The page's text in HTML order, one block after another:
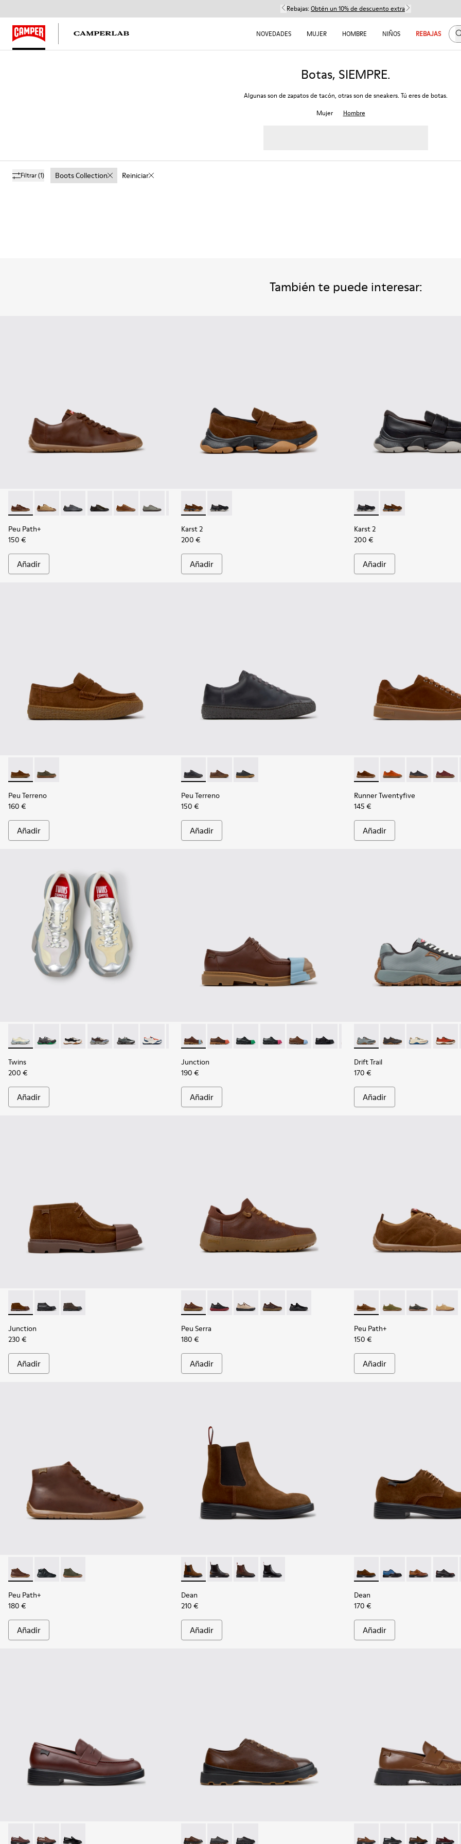
Rebajas: Obtén un 10% de descuento extra
NOVEDADES MUJER HOMBRE NIÑOS REBAJAS
Botas, SIEMPRE.
Algunas son de zapatos de tacón, otras son de sneakers. Tú eres de botas.
Mujer
Hombre
Filtrar(1) Boots Collection Reiniciar
También te puede interesar:
Peu Path+ - K101114-011 - Zapatos de piel marrones para hombre.
Peu Path+ - K101114-014
Peu Path+ - K101114-013
Peu Path+ - K101114-012
Peu Path+ - K101114-010
Peu Path+ - K101114-006
Peu Path+ - K101114-005
Peu Path+ - K101114-004
Peu Path+ - K101114-002
Peu Path+
150 €
Añadir
Karst 2 - K101142-003 - Mocasines de ante marrón para hombre.
Karst 2 - K101142-001 - Mocasines de piel negros para hombre.
Karst 2
200 €
Añadir
Karst 2 - K101142-001 -
Karst 2 - K101142-
Karst 2
200 €
Añadir
Peu Terreno - K101135-002 - Mocasines de ante marrón para hombre.
Peu Terreno - K101135-004
Peu Terreno
160 €
Añadir
Peu Terreno - K100927-020 - Zapatos de nobuk grises para hombre.
Peu Terreno - K100927-013
Peu Terreno - K100927-001
Peu Terreno
150 €
Añadir
Runner Twentyfive -
Runner Twentyfive -
Runner
Runner Twentyfive
145 €
Añadir
Twins - K101068-015 - Zapatillas de piel multicolor para hombre.
Twins - K101068-016 - Zapatillas de piel y nobuk multicolor para hombre.
Twins - K101068-011
Twins - K101068-008
Twins - K101068-005
Twins - K101068-004
Twins - K101068-003
Twins - K101068-002
Twins - K101068-001
Twins
200 €
Añadir
Junction - K100872-039 - Zapatos de piel marrón para hombre.
Junction - K100872-038
Junction - K100872-033 - Zapatos de piel negros para
Junction - K100872-032
Junction - K100872-030
Junction - K100872-029
Junction - K100872-027
Junction - K100872-025
Junction -Junction -
Junction
190 €
Añadir
Drift Trail - K100864-054 -
Drift Trail -Drift Trail -
Drift
Drift Trail
170 €
Añadir
Junction - K300475-005 - Botines de ante marrón para hombre.
Junction - K300475-004
Junction - K300475-001
Junction
230 €
Añadir
Peu Serra - K101075-010 - Zapatos marrones de piel regenerativa y textil
Peu Serra - K101075-013 - Zapatos grises de piel y textil para hombre.
Peu Serra - K101075-011
Peu Serra - K101075-005
Peu Serra - K101075-001
Peu Serra
180 €
Añadir
Peu Path+ - K101118-005 -
Peu Path+ - K101118-
Peu Path+ -
Peu
Peu Path+
150 €
Añadir
Peu Path+ - K300558-005 - Botines de piel marrones para hombre.
Peu Path+ - K300558-004
Peu Path+ - K300558-002
Peu Path+
180 €
Añadir
Dean - K300492-007 - Botines marrones de ante para hombre.
Dean - K300492-005
Dean - K300492-004
Dean - K300492-001
Dean
210 €
Añadir
Dean - K100979-027 -
Dean - K100979-026
Dean - Dean
Dean
170 €
Añadir
Dean - K101045-008 - Mocasines de piel burdeos para hombre.
Dean - K101045-005
Dean - K101045-001 Brutus+ - K101066-004 - Zapatos de piel marrones para hombre.
Brutus+ - K101066-002
Brutus+ - K101066-001 Walden - K100633-049 -
Walden - K100633-
Walden -